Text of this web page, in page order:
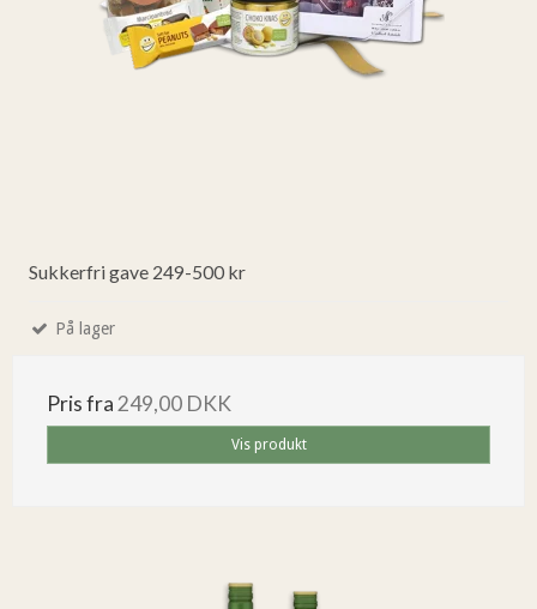
Sukkerfri gave 249-500 kr
På lager
Pris fra 249,00 DKK
Vis produkt